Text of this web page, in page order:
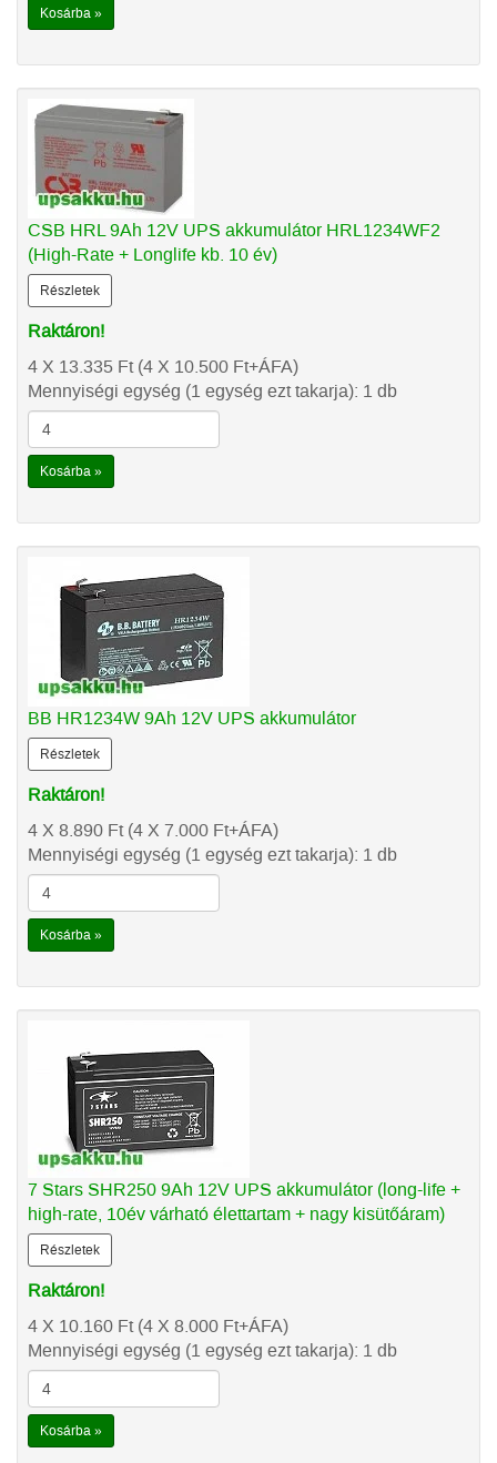
Kosárba »
CSB HRL 9Ah 12V UPS akkumulátor HRL1234WF2
(High-Rate + Longlife kb. 10 év)
Részletek
Raktáron!
4 X 13.335 Ft(4 X 10.500 Ft+ÁFA)
Mennyiségi egység (1 egység ezt takarja): 1 db
Kosárba »
BB HR1234W 9Ah 12V UPS akkumulátor
Részletek
Raktáron!
4 X 8.890 Ft(4 X 7.000 Ft+ÁFA)
Mennyiségi egység (1 egység ezt takarja): 1 db
Kosárba »
7 Stars SHR250 9Ah 12V UPS akkumulátor (long-life +
high-rate, 10év várható élettartam + nagy kisütőáram)
Részletek
Raktáron!
4 X 10.160 Ft(4 X 8.000 Ft+ÁFA)
Mennyiségi egység (1 egység ezt takarja): 1 db
Kosárba »